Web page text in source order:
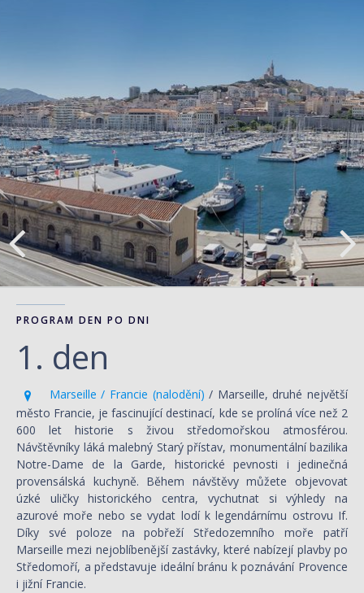
PROGRAM DEN PO DNI
1. den
Marseille / Francie (nalodění)/ Marseille, druhé největší
město Francie, je fascinující destinací, kde se prolíná více než 2
600 let historie s živou středomořskou atmosférou.
Návštěvníky láká malebný Starý přístav, monumentální bazilika
Notre-Dame de la Garde, historické pevnosti i jedinečná
provensálská kuchyně. Během návštěvy můžete objevovat
úzké uličky historického centra, vychutnat si výhledy na
azurové moře nebo se vydat lodí k legendárnímu ostrovu If.
Díky své poloze na pobřeží Středozemního moře patří
Marseille mezi nejoblíbenější zastávky, které nabízejí plavby po
Středomoří, a představuje ideální bránu k poznávání Provence
i jižní Francie.